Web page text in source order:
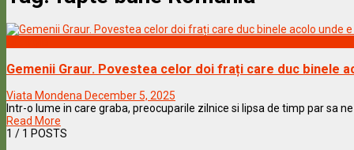
Gemenii Graur. Povestea celor doi frați care duc binele
Viata Mondena December 5, 2025
Intr-o lume in care graba, preocuparile zilnice si lipsa de timp par sa
Read More
1 / 1 POSTS